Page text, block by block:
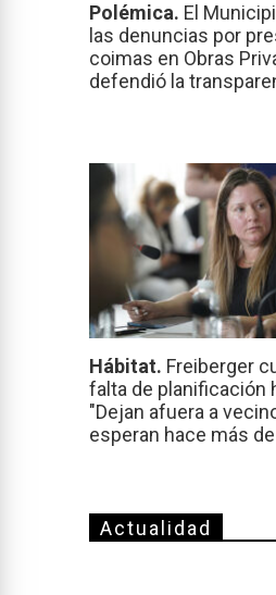
Polémica. El
las denuncias por
coimas en Obras
defendió la
Hábitat. Freiberger
falta de planificación
"Dejan afuera a
esperan hace más
Actualidad